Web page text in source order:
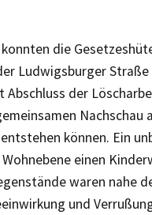
die
Ludwigsburger
der
können. Ein
einen
waren nahe
und